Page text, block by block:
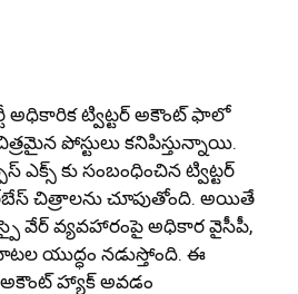
అధికారిక ట్విట్టర్ అకౌంట్ ఫాలో
పోస్టులు కనిపిస్తున్నాయి.
ఎక్స్ కు సంబంధించిన ట్విట్టర్
చిత్రాలను చూపుతోంది. అయితే
వేర్ వ్యవహారంపై అధికార వైసీపీ,
యుద్ధం నడుస్తోంది. ఈ
అకౌంట్ హ్యాక్ అవడం